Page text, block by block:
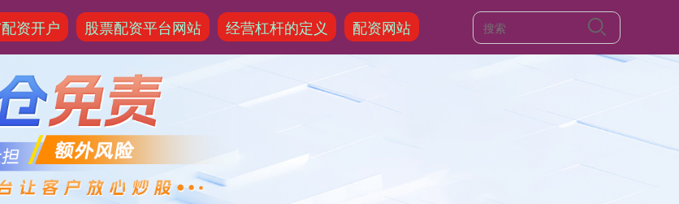
资开户 股票配资平台网站 经营杠杆的定义 配资网站